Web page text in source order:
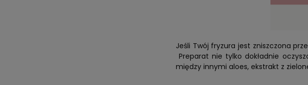
Jeśli Twój fryzura jest zniszczona
Preparat nie tylko dokładnie
między innymi aloes, ekstrakt z